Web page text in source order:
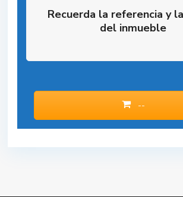
Recuerda la referencia y
del inmueble
--